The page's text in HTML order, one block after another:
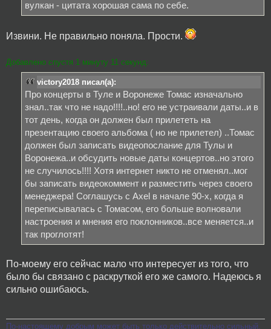
вулкан - цитата хорошая сама по себе.
Извини. Не правильно поняла. Прости.
Добавлено спустя 1 минуту 11 секунд:
victory2018 писал(а):
Про концерты в Туле и Воронеже Томас изначально
знал..так что не надо!!!!..но! его не устраивали даты..и в
тот день, когда он должен был прилететь на
презентацию своего альбома ( но не прилетел) ..Томас
должен был записать видеопослание для Тулы и
Воронежа..и обсудить новые даты концертов..но этого
не случилось!!!! Хотя интернет никто не отменял..мог
бы записать видеокоммент и разместить через своего
менеджера! Соглашусь с Axel в начале 90-х, когда я
переписывалась с Томасом, его больше волновали
настроения и мнения его поклонников..все меняется..и
так проглотят!
По-моему его сейчас мало что интересует из того, что
было бы связано с раскруткой его же самого. Надеюсь я
сильно ошибаюсь.
По-настоящему добрым может быть только действительно сильный.